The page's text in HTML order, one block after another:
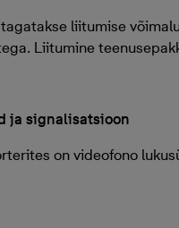
liitumise
Liitumine
ja signalisatsioon
on videofono